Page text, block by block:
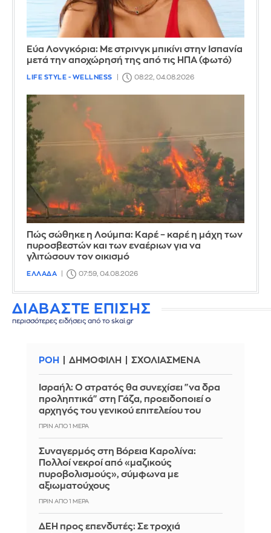
Εύα Λονγκόρια: Με στρινγκ μπικίνι στην Ισπανία
μετά την αποχώρησή της από τις ΗΠΑ (φωτό)
LIFE STYLE - WELLNESS 08:22, 04.08.2026
Πώς σώθηκε η Λούμπα: Καρέ – καρέ η μάχη των
πυροσβεστών και των εναέριων για να
γλιτώσουν τον οικισμό
ΕΛΛΑΔΑ 07:59, 04.08.2026
ΔΙΑΒΑΣΤΕ ΕΠΙΣΗΣ
περισσότερες ειδήσεις από το skai.gr
ΡΟΗ ΔΗΜΟΦΙΛΗ ΣΧΟΛΙΑΣΜΕΝΑ
Ισραήλ: Ο στρατός θα συνεχίσει "να δρα
προληπτικά" στη Γάζα, προειδοποιεί ο
αρχηγός του γενικού επιτελείου του
ΠΡΙΝ ΑΠΌ 1 ΜΈΡΑ
Συναγερμός στη Βόρεια Καρολίνα:
Πολλοί νεκροί από «μαζικούς
πυροβολισμούς», σύμφωνα με
αξιωματούχους
ΠΡΙΝ ΑΠΌ 1 ΜΈΡΑ
ΔΕΗ προς επενδυτές: Σε τροχιά